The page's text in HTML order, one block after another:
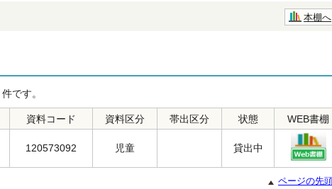
本棚へ
件です。
資料コード 資料区分 帯出区分 状態 WEB書棚
120573092 児童 貸出中
ページの先